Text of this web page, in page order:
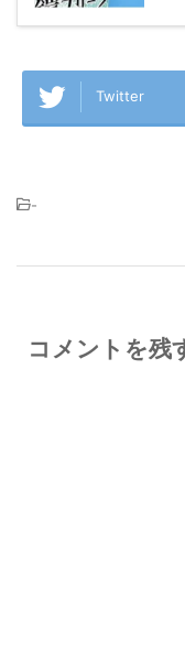
Twitter
-
コメントを残